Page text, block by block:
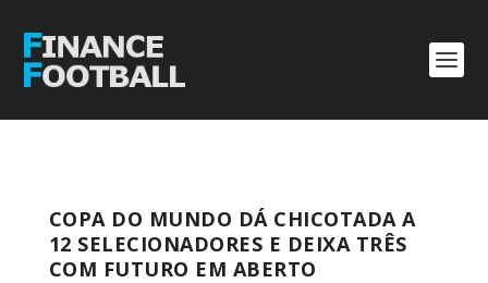
COPA DO MUNDO DÁ CHICOTADA A
12 SELECIONADORES E DEIXA TRÊS
COM FUTURO EM ABERTO